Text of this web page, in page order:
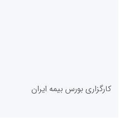
کارگزاری بورس بیمه ایران